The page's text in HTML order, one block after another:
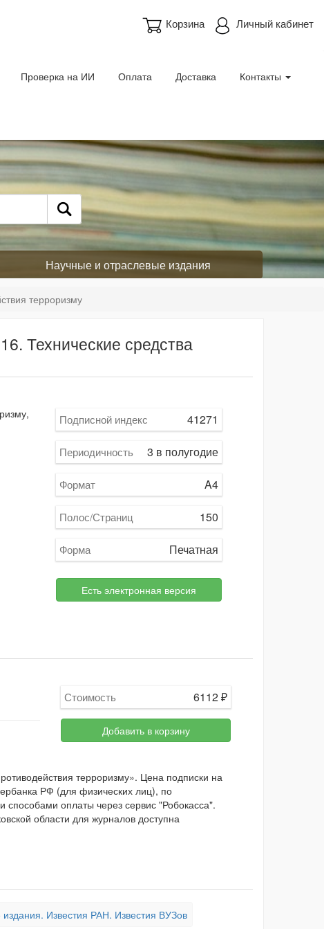
Личный кабинет
Корзина
Проверка на ИИ Оплата Доставка Контакты
Научные и отраслевые издания
терроризму
средства
Подписной индекс 41271
Периодичность 3 в полугодие
Формат A4
Полос/Страниц 150
Форма Печатная
Есть электронная версия
Стоимость 6112₽
Добавить в корзину
терроризму». Цена подписки на
РФ (для физических лиц), по
оплаты через сервис "Робокасса".
области для журналов доступна
издания. Известия РАН. Известия ВУЗов